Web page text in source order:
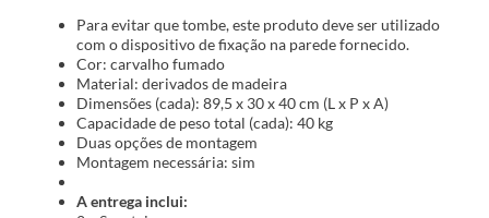
Para evitar que tombe, este produto deve ser utilizado
com o dispositivo de fixação na parede fornecido.
Cor: carvalho fumado
Material: derivados de madeira
Dimensões (cada): 89,5 x 30 x 40 cm (L x P x A)
Capacidade de peso total (cada): 40 kg
Duas opções de montagem
Montagem necessária: sim
A entrega inclui: